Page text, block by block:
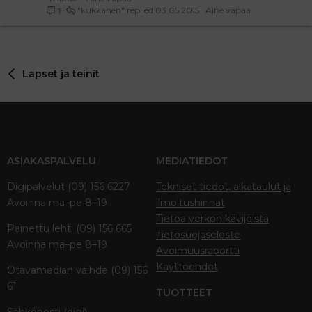
1
Aihe vapaa
03.05.2015
"kukkanen"
Lapset ja teinit
ASIAKASPALVELU
Digipalvelut (09) 156 6227
Avoinna ma–pe 8–19
Painettu lehti (09) 156 665
Avoinna ma–pe 8–19
Otavamedian vaihde (09) 156
61
MEDIATIEDOT
Tekniset tiedot, aikataulut ja
ilmoitushinnat
Tietoa verkon kävijöistä
Tietosuojaseloste
Avoimuusraportti
Käyttöehdot
TUOTTEET